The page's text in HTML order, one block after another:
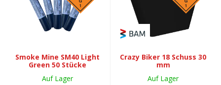
Smoke Mine SM40 Light
Green 50 Stücke
Auf Lager
Crazy Biker 18 Schuss 30
mm
Auf Lager